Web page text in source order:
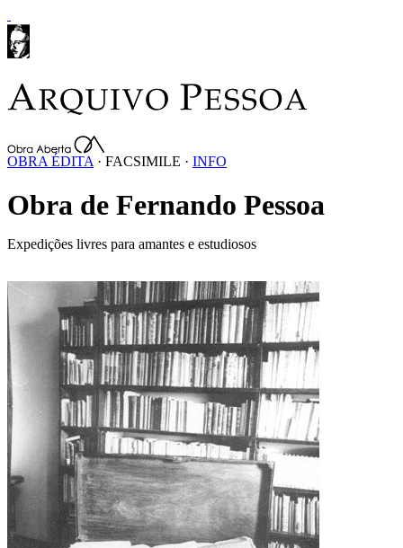
OBRA ÉDITA · FACSIMILE · INFO
Obra de Fernando Pessoa
Expedições livres para amantes e estudiosos